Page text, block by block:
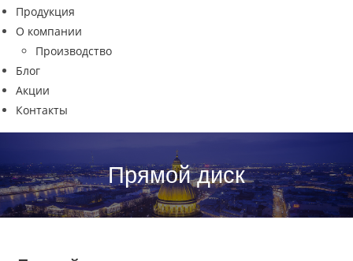
Продукция
О компании
Производство
Блог
Акции
Контакты
Прямой диск